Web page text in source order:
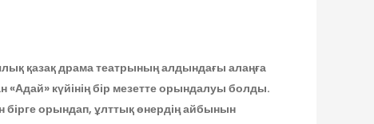
қазақ драма театрының алдындағы алаңға
күйінің бір мезетте орындалуы болды.
бірге орындап, ұлттық өнердің айбынын